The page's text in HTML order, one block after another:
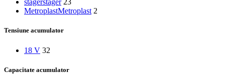
stagerstager 23
MetroplastMetroplast 2
Tensiune acumulator
18 V 32
Capacitate acumulator